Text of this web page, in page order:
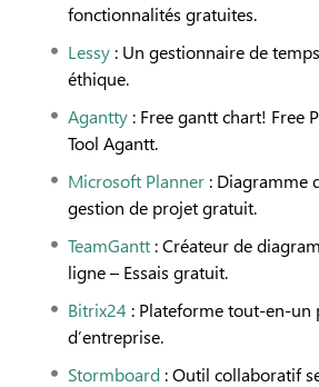
fonctionnalités gratuites.
Lessy : Un gestionnaire de
éthique.
Agantty : Free gantt chart! Free
Tool Agantt.
Microsoft Planner : Diagramme
gestion de projet gratuit.
TeamGantt : Créateur de
ligne – Essais gratuit.
Bitrix24 : Plateforme tout-en-un
d’entreprise.
Stormboard : Outil collaboratif